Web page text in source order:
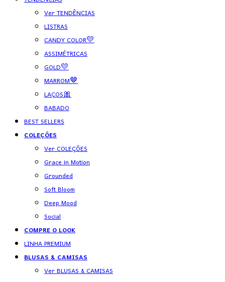
Ver TENDÊNCIAS
LISTRAS
CANDY COLOR💛
ASSIMÉTRICAS
GOLD💛
MARROM🤎
LAÇOS🎀
BABADO
BEST SELLERS
COLEÇÕES
Ver COLEÇÕES
Grace in Motion
Grounded
Soft Bloom
Deep Mood
Social
COMPRE O LOOK
LINHA PREMIUM
BLUSAS & CAMISAS
Ver BLUSAS & CAMISAS